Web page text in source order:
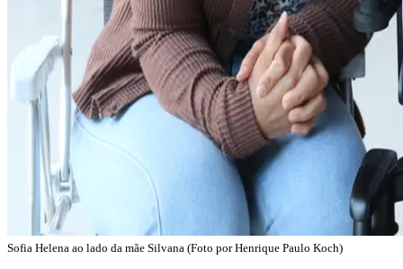
Sofia Helena ao lado da mãe Silvana (Foto por Henrique Paulo Koch)